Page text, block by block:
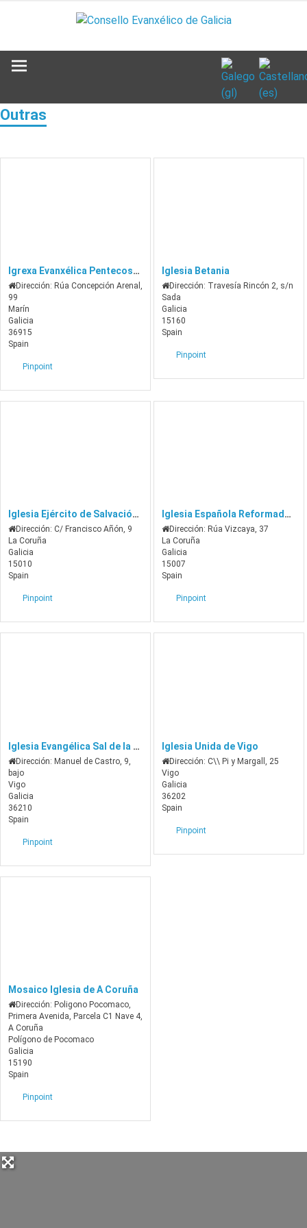
Outras
Igrexa Evanxélica Pentecostal de Marín
Dirección: Rúa Concepción Arenal,
99
Marín
Galicia
36915
Spain
Pinpoint
Iglesia Betania
Dirección: Travesía Rincón 2, s/n
Sada
Galicia
15160
Spain
Pinpoint
Iglesia Ejército de Salvación – A Coruña
Dirección: C/ Francisco Añón, 9
La Coruña
Galicia
15010
Spain
Pinpoint
Iglesia Española Reformada Episcopal
Dirección: Rúa Vizcaya, 37
La Coruña
Galicia
15007
Spain
Pinpoint
Iglesia Evangélica Sal de la tierra
Dirección: Manuel de Castro, 9,
bajo
Vigo
Galicia
36210
Spain
Pinpoint
Iglesia Unida de Vigo
Dirección: C\\ Pi y Margall, 25
Vigo
Galicia
36202
Spain
Pinpoint
Mosaico Iglesia de A Coruña
Dirección: Poligono Pocomaco,
Primera Avenida, Parcela C1 Nave 4,
A Coruña
Polígono de Pocomaco
Galicia
15190
Spain
Pinpoint